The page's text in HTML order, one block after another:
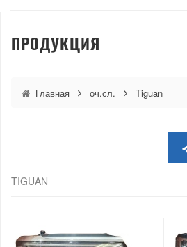
ПРОДУКЦИЯ
Главная оч.сл. Tiguan
TIGUAN